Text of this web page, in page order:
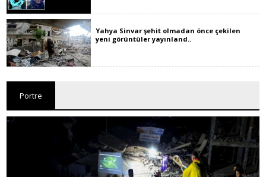
Yahya Sinvar şehit olmadan önce çekilen
yeni görüntüler yayınland..
Portre